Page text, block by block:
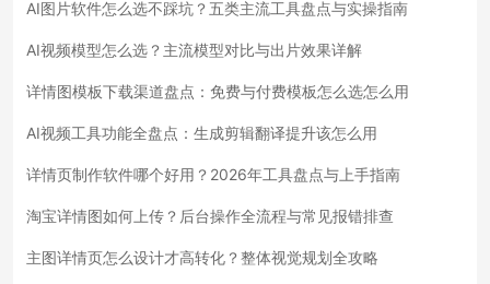
AI图片软件怎么选不踩坑？五类主流工具盘点与实操指南
AI视频模型怎么选？主流模型对比与出片效果详解
详情图模板下载渠道盘点：免费与付费模板怎么选怎么用
AI视频工具功能全盘点：生成剪辑翻译提升该怎么用
详情页制作软件哪个好用？2026年工具盘点与上手指南
淘宝详情图如何上传？后台操作全流程与常见报错排查
主图详情页怎么设计才高转化？整体视觉规划全攻略